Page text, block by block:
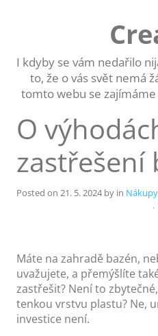
I kdyby se vám nedařilo
to, že o vás svět nemá
tomto webu se
O
zastřešení
Posted on 21. 5. 2024 by in Nákupy
Máte na zahradě bazén,
uvažujete, a přemýšlíte
zastřešit? Není to
tenkou vrstvu plastu? Ne,
investice není.